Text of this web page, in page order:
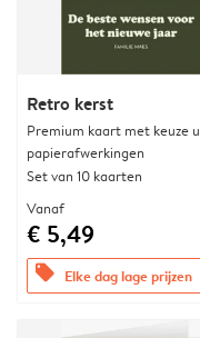
Retro kerst
Premium kaart met keuze
papierafwerkingen
Set van 10 kaarten
Vanaf
€ 5,49
offers Elke dag lage prijzen